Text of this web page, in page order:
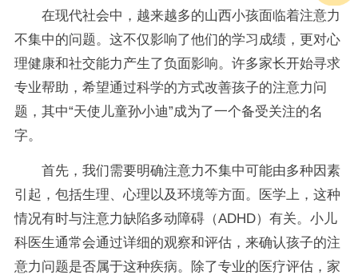
在现代社会中，越来越多的山西小孩面临着注意力
不集中的问题。这不仅影响了他们的学习成绩，更对心
理健康和社交能力产生了负面影响。许多家长开始寻求
专业帮助，希望通过科学的方式改善孩子的注意力问
题，其中“天使儿童孙小迪”成为了一个备受关注的名
字。
首先，我们需要明确注意力不集中可能由多种因素
引起，包括生理、心理以及环境等方面。医学上，这种
情况有时与注意力缺陷多动障碍（ADHD）有关。小儿
科医生通常会通过详细的观察和评估，来确认孩子的注
意力问题是否属于这种疾病。除了专业的医疗评估，家